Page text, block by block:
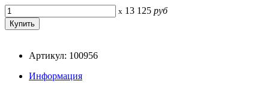
x 13 125 руб
Артикул: 100956
Информация